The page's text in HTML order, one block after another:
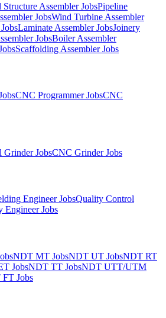
Structure Assembler JobsPipeline
JobsWind Turbine Assembler
Laminate Assembler JobsJoinery
JobsBoiler Assembler
Scaffolding Assembler Jobs
CNC Programmer JobsCNC
Grinder JobsCNC Grinder Jobs
Engineer JobsQuality Control
Engineer Jobs
NDT MT JobsNDT UT JobsNDT RT
JobsNDT TT JobsNDT UTT/UTM
Jobs